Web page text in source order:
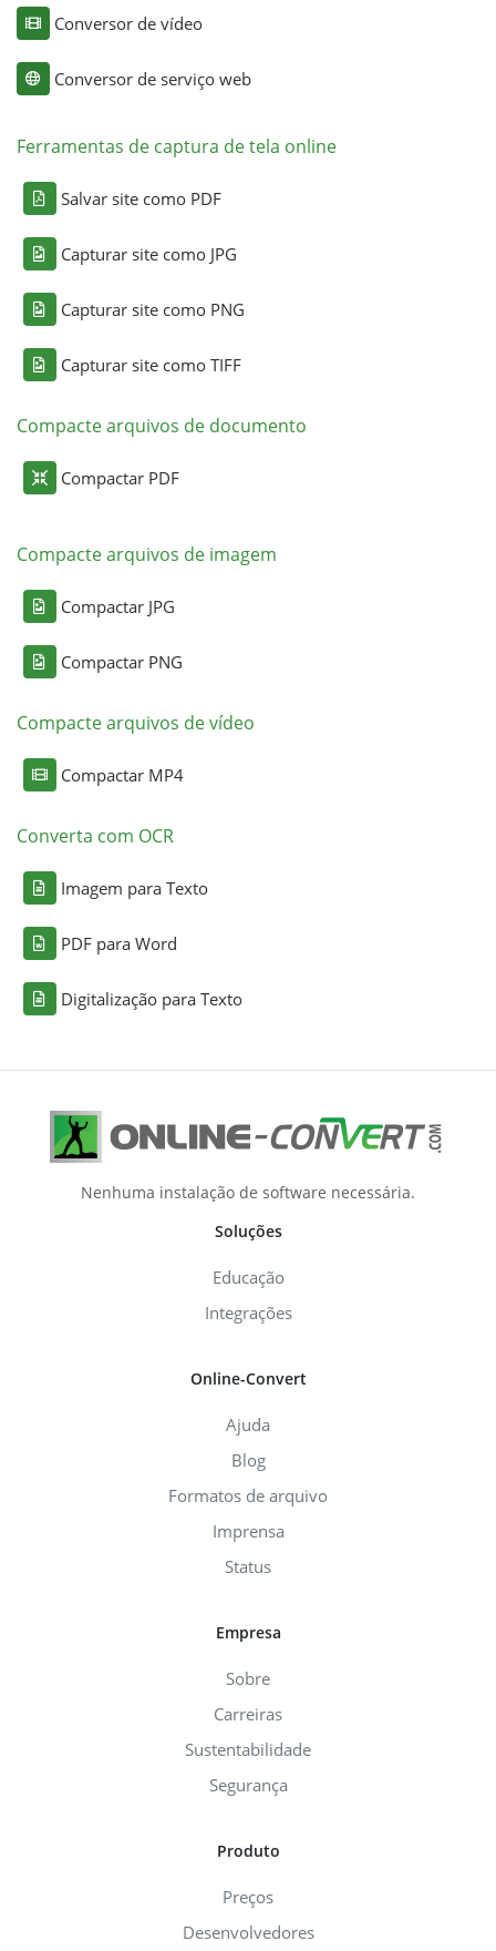
Conversor de vídeo
Conversor de serviço web
Ferramentas de captura de tela online
Salvar site como PDF
Capturar site como JPG
Capturar site como PNG
Capturar site como TIFF
Compacte arquivos de documento
Compactar PDF
Compacte arquivos de imagem
Compactar JPG
Compactar PNG
Compacte arquivos de vídeo
Compactar MP4
Converta com OCR
Imagem para Texto
PDF para Word
Digitalização para Texto
Nenhuma instalação de software necessária.
Soluções
Educação
Integrações
Online-Convert
Ajuda
Blog
Formatos de arquivo
Imprensa
Status
Empresa
Sobre
Carreiras
Sustentabilidade
Segurança
Produto
Preços
Desenvolvedores